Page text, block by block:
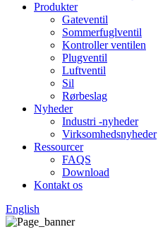
Produkter
Gateventil
Sommerfuglventil
Kontroller ventilen
Plugventil
Luftventil
Sil
Rørbeslag
Nyheder
Industri -nyheder
Virksomhedsnyheder
Ressourcer
FAQS
Download
Kontakt os
English